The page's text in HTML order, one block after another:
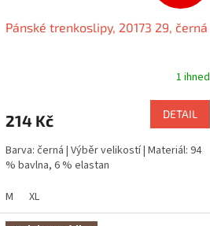
Pánské trenkoslipy, 20173 29, černá
1 ihned
214 Kč DETAIL
Barva: černá | Výběr velikostí | Materiál: 94
% bavlna, 6 % elastan
M
XL